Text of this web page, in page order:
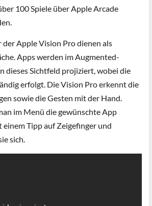
100 Spiele über Apple Arcade
der Apple Vision Pro dienen als
Apps werden im Augmented-
dieses Sichtfeld projiziert, wobei die
erfolgt. Die Vision Pro erkennt die
sowie die Gesten mit der Hand.
im Menü die gewünschte App
einem Tipp auf Zeigefinger und
sich.